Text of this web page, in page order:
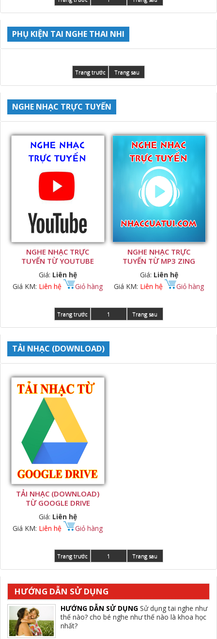
PHỤ KIỆN TAI NGHE THAI NHI
Trang trước Trang sau
NGHE NHẠC TRỰC TUYẾN
NGHE NHẠC TRỰC
TUYẾN TỪ YOUTUBE
Giá: Liên hệ
Giá KM: Liên hệ Giỏ hàng
NGHE NHẠC TRỰC
TUYẾN TỪ MP3 ZING
Giá: Liên hệ
Giá KM: Liên hệ Giỏ hàng
Trang trước 1 Trang sau
TẢI NHẠC (DOWNLOAD)
TẢI NHẠC (DOWNLOAD)
TỪ GOOGLE DRIVE
Giá: Liên hệ
Giá KM: Liên hệ Giỏ hàng
Trang trước 1 Trang sau
HƯỚNG DẪN SỬ DỤNG
HƯỚNG DẪN SỬ DỤNG Sử dụng tai nghe như
thế nào? cho bé nghe như thế nào là khoa học
nhất?